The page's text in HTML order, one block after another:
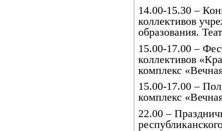
14.00-15.30 –
коллективов
образования.
15.00-17.00 –
коллективов
комплекс
15.00-17.00 –
комплекс
22.00 –